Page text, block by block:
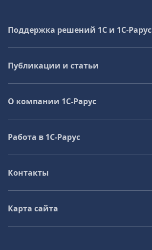
Поддержка решений 1С и 1С‑Рарус
Публикации и статьи
О компании 1C-Рарус
Работа в 1С‑Рарус
Контакты
Карта сайта